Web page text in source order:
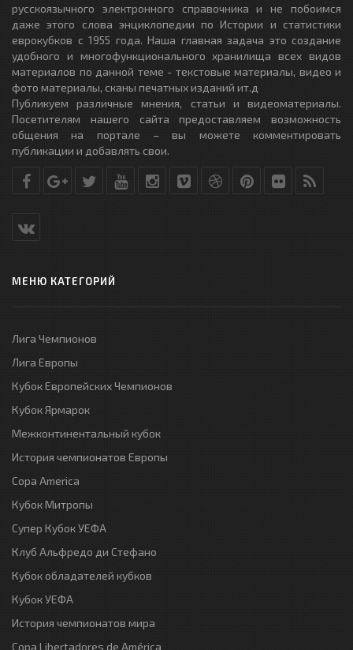
русскоязычного электронного справочника и не побоимся
даже этого слова энциклопедии по Истории и статистики
еврокубков с 1955 года. Наша главная задача это создание
удобного и многофункционального хранилища всех видов
материалов по данной теме - текстовые материалы, видео и
фото материалы, сканы печатных изданий ит.д
Публикуем различные мнения, статьи и видеоматериалы.
Посетителям нашего сайта предоставляем возможность
общения на портале – вы можете комментировать
публикации и добавлять свои.
МЕНЮ КАТЕГОРИЙ
Лига Чемпионов
Лига Европы
Кубок Европейских Чемпионов
Кубок Ярмарок
Межконтинентальный кубок
История чемпионатов Европы
Copa America
Кубок Митропы
Супер Кубок УЕФА
Клуб Альфредо ди Стефано
Кубок обладателей кубков
Кубок УЕФА
История чемпионатов мира
Copa Libertadores de América